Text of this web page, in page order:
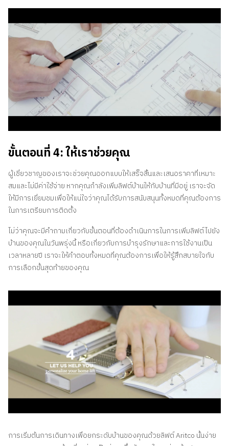
ขั้นตอนที่ 4: ให้เราช่วยคุณ
ผู้เชี่ยวชาญของเราจะช่วยคุณออกแบบให้เสร็จสิ้นและเสนอราคาที่เหมาะ
สมและไม่มีค่าใช้จ่าย หากคุณกำลังเพิ่มลิฟต์บ้านให้กับบ้านที่มีอยู่ เราจะจัด
ให้มีการเยี่ยมชมเพื่อให้แน่ใจว่าคุณได้รับการสนับสนุนทั้งหมดที่คุณต้องการ
ในการเตรียมการติดตั้ง
ไม่ว่าคุณจะมีคำถามเกี่ยวกับขั้นตอนที่ต้องดำเนินการในการเพิ่มลิฟต์ไปยัง
บ้านของคุณในวันพรุ่งนี้ หรือเกี่ยวกับการบำรุงรักษาและการใช้งานเป็น
เวลาหลายปี เราจะให้คำตอบทั้งหมดที่คุณต้องการเพื่อให้รู้สึกสบายใจกับ
การเลือกขั้นสุดท้ายของคุณ
การเริ่มต้นการเดินทางเพื่อยกระดับบ้านของคุณด้วยลิฟต์ Aritco นั้นง่าย